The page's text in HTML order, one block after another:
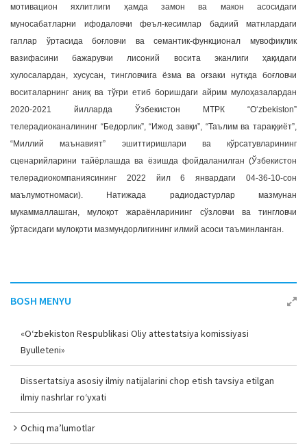
мотивацион яxлитлиги ҳамда замон ва макон асосидаги
муносабатларни ифодаловчи феъл-кесимлар бадиий матнлардаги
гаплар ўртасида боғловчи ва семантик-функционал мувофиқлик
вазифасини бажарувчи лисоний восита эканлиги ҳақидаги
хулосалардан, хусусан, тингловчига ёзма ва оғзаки нутқда боғловчи
воситаларнинг аниқ ва тўғри етиб боришдаги айрим мулоҳазалардан
2020-2021 йилларда Ўзбекистон МТРК “O‘zbekiston”
телерадиоканалининг “Бедорлик”, “Ижод завқи”, “Таълим ва тараққиёт”,
“Миллий маънавият” эшиттиришлари ва кўрсатувларининг
сценарийларини тайёрлашда ва ёзишда фойдаланилган (Ўзбекистон
телерадиокомпаниясининг 2022 йил 6 январдаги 04-36-10-сон
маълумотномаси). Натижада радиодастурлар мазмунан
мукаммаллашган, мулоқот жараёнларининг сўзловчи ва тингловчи
ўртасидаги мулоқоти мазмундорлигининг илмий асоси таъминланган.
BOSH MENYU
«O‘zbekiston Respublikasi Oliy attestatsiya komissiyasi
Byulleteni»
Dissertatsiya asosiy ilmiy natijalarini chop etish tavsiya etilgan
ilmiy nashrlar ro‘yxati
Ochiq ma’lumotlar